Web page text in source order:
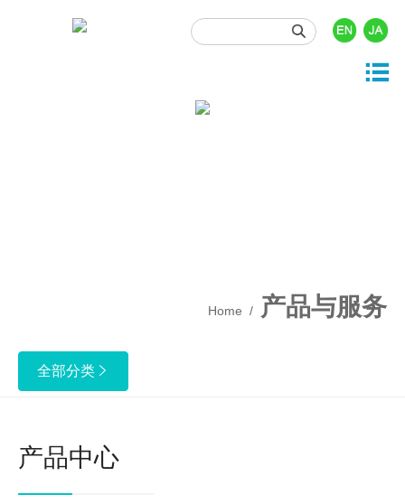

关于我们
产品与服务
新闻资讯
投资者关系
人力资源
Home / 产品与服务
全部分类 
产品中心